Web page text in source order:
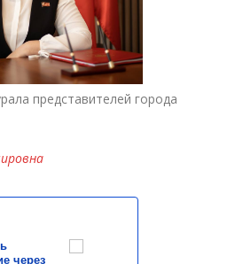
представителей города
через